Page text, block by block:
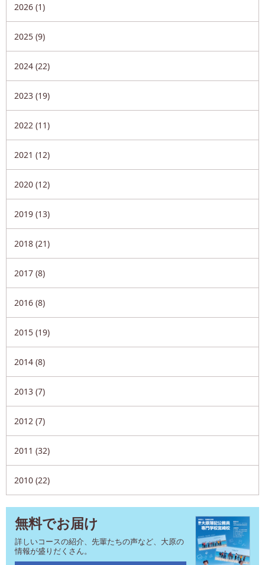
2026 (1)
2025 (9)
2024 (22)
2023 (19)
2022 (11)
2021 (12)
2020 (12)
2019 (13)
2018 (21)
2017 (8)
2016 (8)
2015 (19)
2014 (8)
2013 (7)
2012 (7)
2011 (32)
2010 (22)
無料でお届け
詳しいコースの紹介、先輩たちの声など、大原の
情報が盛りだくさん。